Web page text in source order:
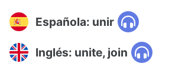
Española: unir
Inglés: unite, join